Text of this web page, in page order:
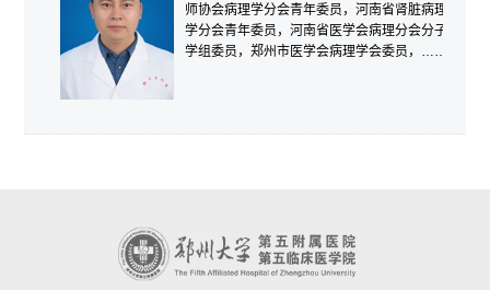
协会科学技术壹等奖1项、河南省教育厅科技成果壹等奖1项、河
南省政府科技成果奖4项、河南省工信厅科技成果奖2项、市级科
技成果奖15项。服务宗旨：诊断精准，报告及时，服务临床，服
市医疗事故鉴定专家组成员, 河南省司法鉴定专
家。主持科研获得河南省教育厅、卫健委科技
进步一等奖及二等奖多项；省科技进……
短期学
员，河
南省肾